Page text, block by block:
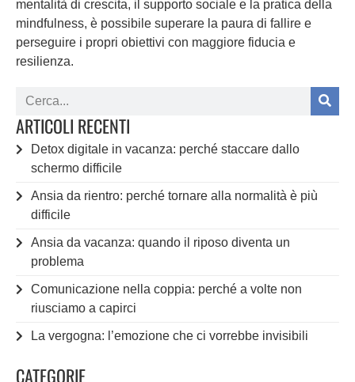
mentalità di crescita, il supporto sociale e la pratica della
mindfulness, è possibile superare la paura di fallire e
perseguire i propri obiettivi con maggiore fiducia e
resilienza.
ARTICOLI RECENTI
Detox digitale in vacanza: perché staccare dallo
schermo difficile
Ansia da rientro: perché tornare alla normalità è più
difficile
Ansia da vacanza: quando il riposo diventa un
problema
Comunicazione nella coppia: perché a volte non
riusciamo a capirci
La vergogna: l’emozione che ci vorrebbe invisibili
CATEGORIE